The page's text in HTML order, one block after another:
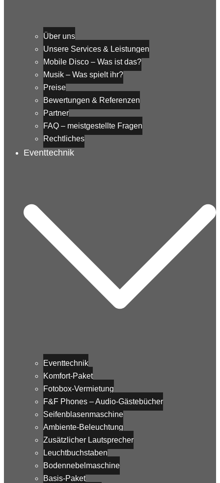
Über uns
Unsere Services & Leistungen
Mobile Disco – Was ist das?
Musik – Was spielt ihr?
Preise
Bewertungen & Referenzen
Partner
FAQ – meistgestellte Fragen
Rechtliches
Eventtechnik
Eventtechnik
Komfort-Paket
Fotobox-Vermietung
F&F Phones – Audio-Gästebücher
Seifenblasenmaschine
Ambiente-Beleuchtung
Zusätzlicher Lautsprecher
Leuchtbuchstaben
Bodennebelmaschine
Basis-Paket